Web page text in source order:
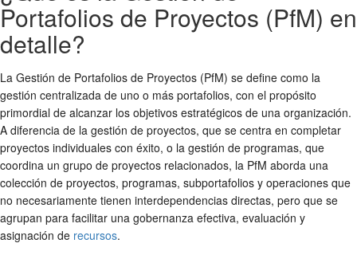
Portafolios de Proyectos (PfM) en
detalle?
La Gestión de Portafolios de Proyectos (PfM) se define como la
gestión centralizada de uno o más portafolios, con el propósito
primordial de alcanzar los objetivos estratégicos de una organización.
A diferencia de la gestión de proyectos, que se centra en completar
proyectos individuales con éxito, o la gestión de programas, que
coordina un grupo de proyectos relacionados, la PfM aborda una
colección de proyectos, programas, subportafolios y operaciones que
no necesariamente tienen interdependencias directas, pero que se
agrupan para facilitar una gobernanza efectiva, evaluación y
asignación de recursos.